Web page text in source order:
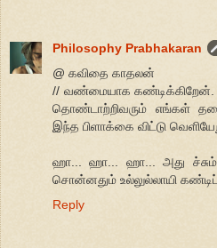
Philosophy Prabhakaran
@ கவிதை காதலன்
// வண்மையாக கண்டிக்கிறேன்.
தொண்டாற்றிவரும் எங்கள்
இந்த பிளாக்கை விட்டு
ஹா... ஹா... ஹா... அது
சொன்னதும் உல்லுல்லாயி
Reply